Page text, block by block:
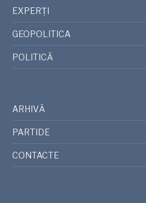
EXPERȚI
GEOPOLITICA
POLITICĂ
ARHIVĂ
PARTIDE
CONTACTE